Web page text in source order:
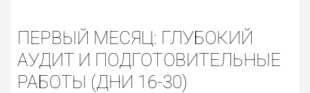
ПЕРВЫЙ МЕСЯЦ: ГЛУБОКИЙ
АУДИТ И ПОДГОТОВИТЕЛЬНЫЕ
РАБОТЫ (ДНИ 16-30)